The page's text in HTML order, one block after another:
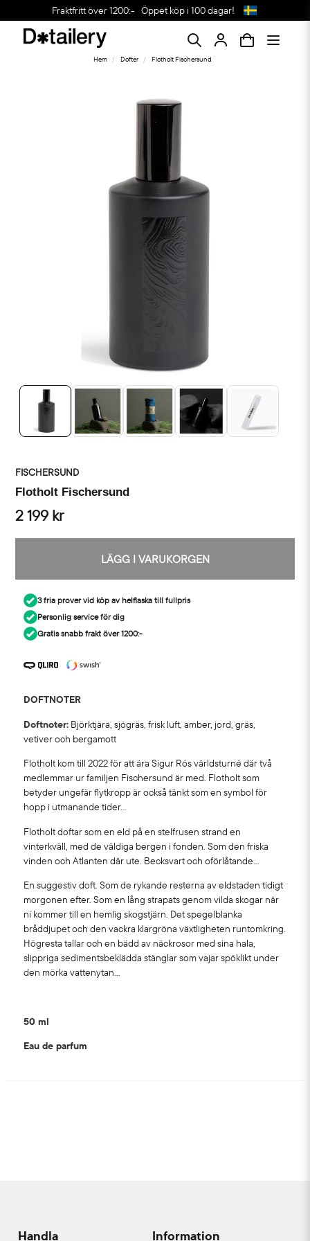
Fraktfritt över 1200:- Öppet köp i 100 dagar!
Hem Dofter Flotholt Fischersund
FISCHERSUND
Flotholt Fischersund
2 199 kr
LÄGG I VARUKORGEN
3 fria prover vid köp av helflaska till fullpris
Personlig service för dig
Gratis snabb frakt över 1200:-
DOFTNOTER
Doftnoter: Björktjära, sjögräs, frisk luft, amber, jord, gräs,
vetiver och bergamott
Flotholt kom till 2022 för att ära Sigur Rós världsturné där två
medlemmar ur familjen Fischersund är med. Flotholt som
betyder ungefär flytkropp är också tänkt som en symbol för
hopp i utmanande tider…
Flotholt doftar som en eld på en stelfrusen strand en
vinterkväll, med de väldiga bergen i fonden. Som den friska
vinden och Atlanten där ute. Becksvart och oförlåtande…
En suggestiv doft. Som de rykande resterna av eldstaden tidigt
morgonen efter. Som en lång strapats genom vilda skogar när
ni kommer till en hemlig skogstjärn. Det spegelblanka
bråddjupet och den vackra klargröna växtligheten runtomkring.
Högresta tallar och en bädd av näckrosor med sina hala,
slippriga sedimentsbeklädda stänglar som vajar spöklikt under
den mörka vattenytan…
50 ml
Eau de parfum
Handla Information